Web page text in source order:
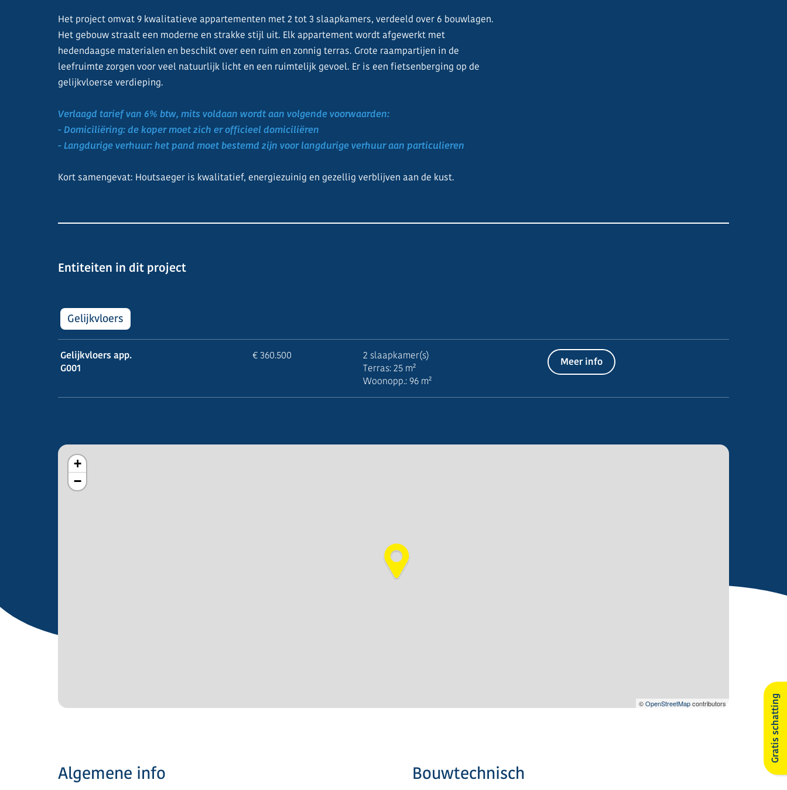
Het project omvat 9 kwalitatieve appartementen met 2 tot 3 slaapkamers, verdeeld over 6 bouwlagen.
Het gebouw straalt een moderne en strakke stijl uit. Elk appartement wordt afgewerkt met
hedendaagse materialen en beschikt over een ruim en zonnig terras. Grote raampartijen in de
leefruimte zorgen voor veel natuurlijk licht en een ruimtelijk gevoel. Er is een fietsenberging op de
gelijkvloerse verdieping.
Verlaagd tarief van 6% btw, mits voldaan wordt aan volgende voorwaarden:
- Domiciliëring: de koper moet zich er officieel domiciliëren
- Langdurige verhuur: het pand moet bestemd zijn voor langdurige verhuur aan particulieren
Kort samengevat: Houtsaeger is kwalitatief, energiezuinig en gezellig verblijven aan de kust.
Entiteiten in dit project
Gelijkvloers
Gelijkvloers app.
G001
€ 360.500
2 slaapkamer(s)
Terras: 25 m²
Woonopp.: 96 m²
Meer info
+
−
©OpenStreetMapcontributors
Algemene info Bouwtechnisch
Gratis schatting